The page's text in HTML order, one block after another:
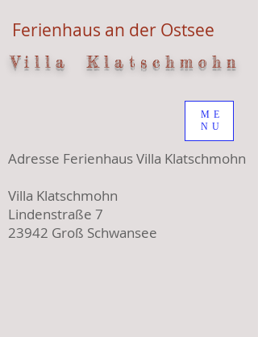
ME
NU
V i l l a K l a t s c h m o h n
Ferienhaus an der Ostsee
Adresse Ferienhaus Villa Klatschmohn
Villa Klatschmohn
Lindenstraße 7
23942 Groß Schwansee